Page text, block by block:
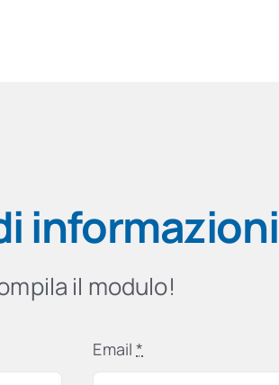
informazioni
il modulo!
Email*